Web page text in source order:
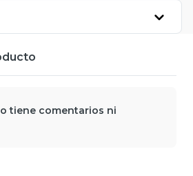
tiene comentarios ni